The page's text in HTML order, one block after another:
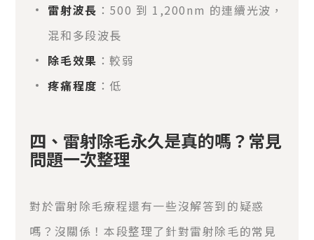
雷射波長 ：500 到 1,200nm 的連續光波，
混和多段波長
除毛效果 ：較弱
疼痛程度 ：低
四、雷射除毛永久是真的嗎？常見
問題一次整理
對於雷射除毛療程還有一些沒解答到的疑惑
嗎？沒關係！本段整理了針對雷射除毛的常見